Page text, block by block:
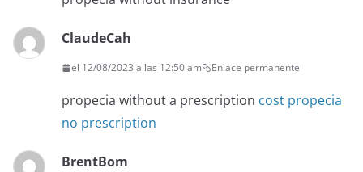
ClaudeCah
el 12/08/2023 a las 12:50 am Enlace permanente
propecia without a prescription cost propecia
no prescription
BrentBom